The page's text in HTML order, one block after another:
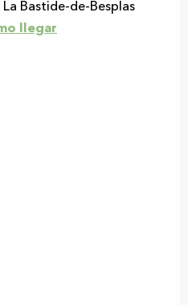
Bastide-de-Besplas
llegar